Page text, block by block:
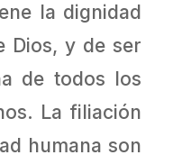
la dignidad
Dios, y de ser
de todos los
La filiación
humana son